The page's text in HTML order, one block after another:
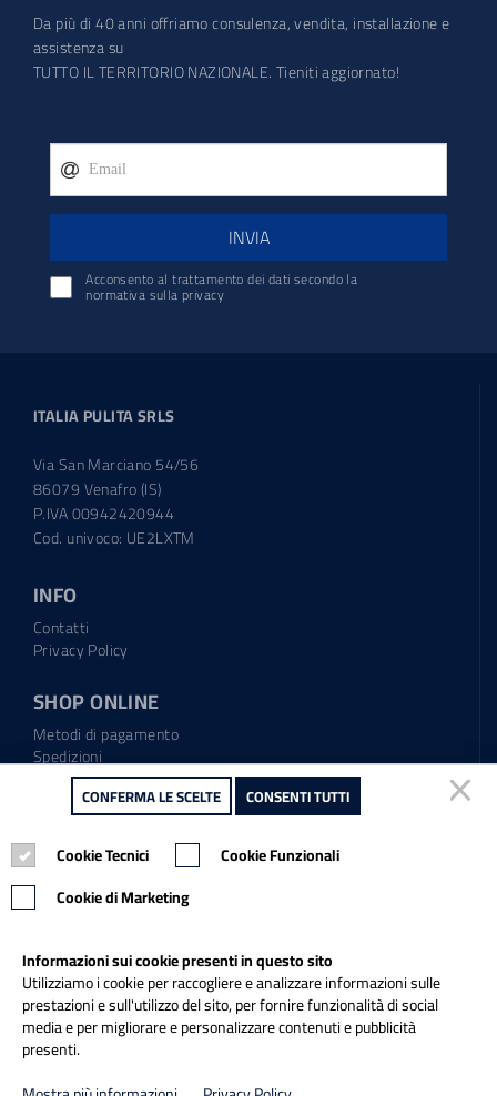
Da più di 40 anni offriamo consulenza, vendita, installazione e
assistenza su
TUTTO IL TERRITORIO NAZIONALE. Tieniti aggiornato!
INVIA
Acconsento al trattamento dei dati secondo la
normativa sulla privacy
ITALIA PULITA SRLS
Via San Marciano 54/56
86079 Venafro (IS)
P.IVA 00942420944
Cod. univoco: UE2LXTM
INFO
Contatti
Privacy Policy
SHOP ONLINE
Metodi di pagamento
Spedizioni
Regolamento garanzia
Diritto di recesso
Tel.: 0865.904373
Email:info@italiapulitasrl.it
CONFERMA LE SCELTE CONSENTI TUTTI
Cookie Tecnici
Cookie Funzionali
Cookie di Marketing
Informazioni sui cookie presenti in questo sito
Utilizziamo i cookie per raccogliere e analizzare informazioni sulle
prestazioni e sull'utilizzo del sito, per fornire funzionalità di social
media e per migliorare e personalizzare contenuti e pubblicità
presenti.
CONFERMA LE SCELTE CONSENTI TUTTI
Cookie Tecnici
Cookie Funzionali
Cookie di Marketing
Informazioni sui cookie presenti in questo sito
Utilizziamo i cookie per raccogliere e analizzare informazioni sulle
prestazioni e sull'utilizzo del sito, per fornire funzionalità di social
media e per migliorare e personalizzare contenuti e pubblicità
presenti.